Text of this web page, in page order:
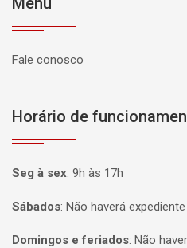
Fale conosco
Horário de
Seg à sex: 9h às 17h
Sábados: Não haverá expediente
Domingos e feriados: Não